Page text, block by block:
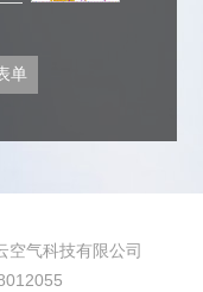
空气科技有限公司